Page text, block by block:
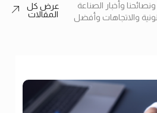
وأخبار الصناعة
والاتجاهات وأفضل
عرض كل
المقالات